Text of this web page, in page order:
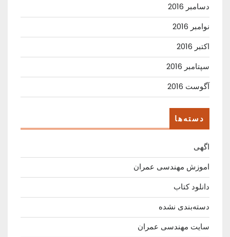
دسامبر 2016
نوامبر 2016
اکتبر 2016
سپتامبر 2016
آگوست 2016
دسته‌ها
اگهی
اموزش مهندسی عمران
دانلود کتاب
دسته‌بندی نشده
سایت مهندسی عمران